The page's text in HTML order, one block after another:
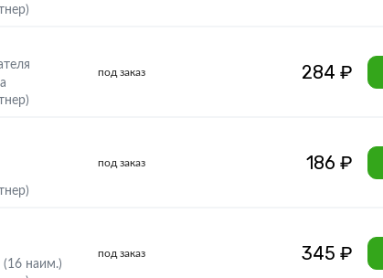
под заказ 284 ₽
под заказ 186 ₽
наим.)
под заказ 345 ₽